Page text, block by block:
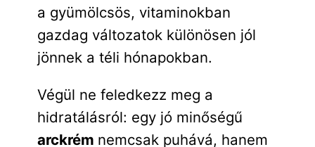
a gyümölcsös, vitaminokban
gazdag változatok különösen jól
jönnek a téli hónapokban.
Végül ne feledkezz meg a
hidratálásról: egy jó minőségű
arckrém nemcsak puhává, hanem